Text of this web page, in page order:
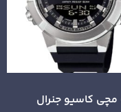
کاسیو جنرال